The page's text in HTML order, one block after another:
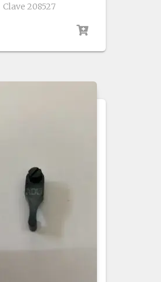
Clave 208527